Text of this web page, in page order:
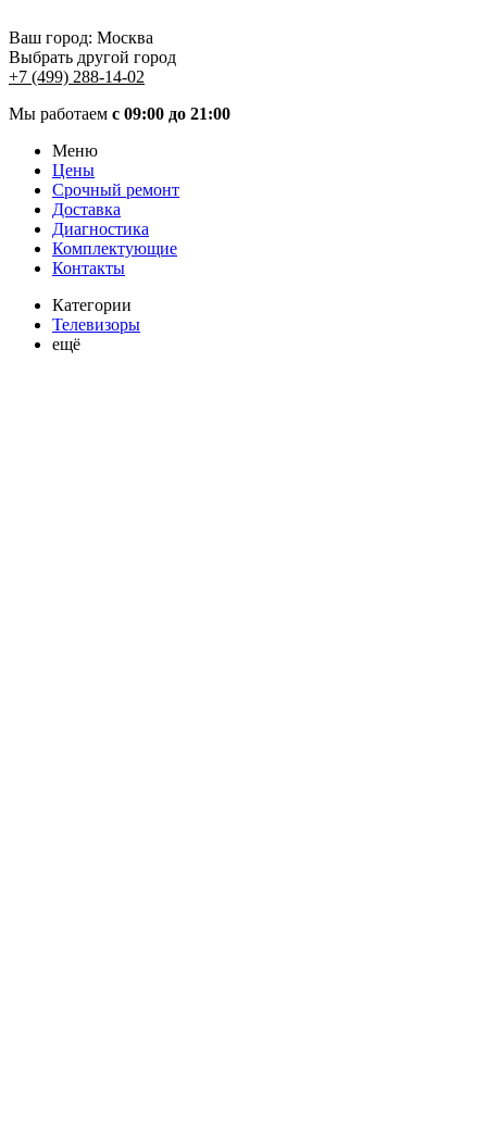
Ваш город: Москва
Выбрать другой город
+7 (499) 288-14-02
Мы работаем с 09:00 до 21:00
Меню
Цены
Срочный ремонт
Доставка
Диагностика
Комплектующие
Контакты
Категории
Телевизоры
ещё